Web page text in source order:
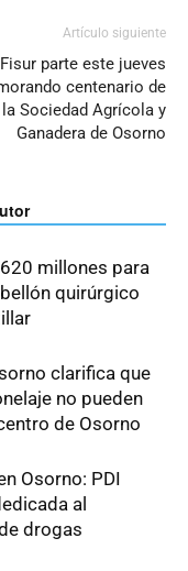
Artículo siguiente
parte este jueves
centenario de
la Sociedad Agrícola y
Ganadera de Osorno
millones para
quirúrgico
clarifica que
no pueden
de Osorno
Osorno: PDI
al
drogas